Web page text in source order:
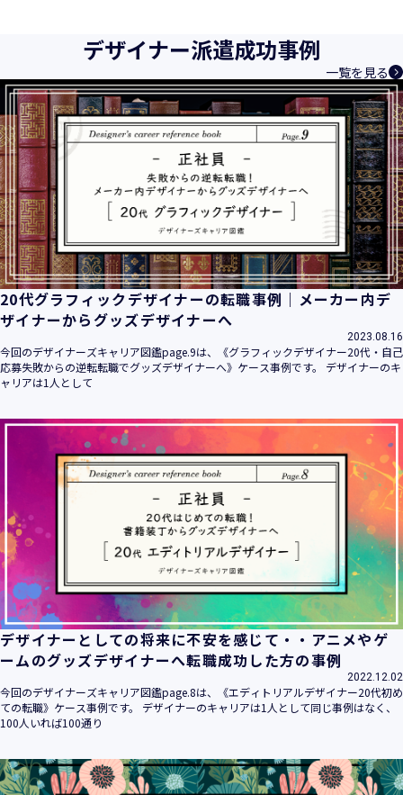
様、お取引先関係者の個人情報及び特定個人情報などを、人
材派遣サービス、人材紹介サービス、請負サービス、その
他、利用者の皆さまの「活躍の場の創造」と「就業の機会の
創出」に利用しています。また、従業者の情報及び特定個人
情報などを従業者管理に利用します。これらから当社にとっ
て個人情報及び特定個人情報の保護が重大な責務であると同
時に、個人情報などの保護を徹底することは企業の社会的責
務と認識しております。そこで、個人情報保護理念と自ら定
めた行動規範に基づき、社会的使命を十分に認識し、本人の
権利の保護、個人情報に関する法規制等を遵守致します。
また、以下に示す方針を具現化するための個人情報保護マネ
ジメントシステムを構築し、最新のＩＴ技術の動向、社会的
要請の変化、経営環境の変動等を常に認識しながら、その継
続的改善に、全社を挙げて取り組むことをここに宣言致しま
す。
当社は、事業の目的に適切な個人情報の取得・利用及び提供
を行い、特定された利用目的の達成に必要な範囲を超えた個
人情報の取扱いを行いません。また、そのための措置を講じ
当社は個人情報の取扱いに関する法令、国が定める指針その
他の規範を遵守致します。
当社は個人情報の漏えい、滅失、き損などのリスクに対して
は、合理的な安全対策を講じて防止する規程、体制を構築
し、継続的に向上させていきます。また、万一の際には速や
かに是正措置を講じます。
当社は個人情報取扱いに関する苦情及び相談に対しては、迅
速かつ誠実に対応致します。
個人情報保護マネジメントシステムは、当社を取り巻く環境
の変化と実情を踏まえ、適時・適切に見直して継続的に改善
をはかっていきます。
個人情報保護方針に関するお問合せ先 兼 個人情報に関する苦
情・相談窓口
株式会社 ユウクリ 個人情報保護管理責任者 安部 洋平
〒151-0073 東京都渋谷区笹塚1-55-7 マルエスファーストビ
ル 7F
info@y-create.co.jp
デザイナー派遣成功事例
一覧を見る
20代グラフィックデザイナーの転職事例｜メーカー内デ
ザイナーからグッズデザイナーへ
2023.08.16
今回のデザイナーズキャリア図鑑page.9は、《グラフィックデザイナー20代・自己
応募失敗からの逆転転職でグッズデザイナーへ》ケース事例です。 デザイナーのキ
ャリアは1人として
デザイナーとしての将来に不安を感じて・・アニメやゲ
ームのグッズデザイナーへ転職成功した方の事例
2022.12.02
今回のデザイナーズキャリア図鑑page.8は、《エディトリアルデザイナー20代初め
ての転職》ケース事例です。 デザイナーのキャリアは1人として同じ事例はなく、
100人いれば100通り